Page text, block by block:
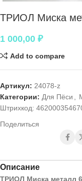
ТРИОЛ Миска
1 000,00 ₽
Add to compare
Артикул: 24078-z
Категории: Для Пёси
Штрихкод:
Поделиться
Описание
ТРИОЛ Миска металл